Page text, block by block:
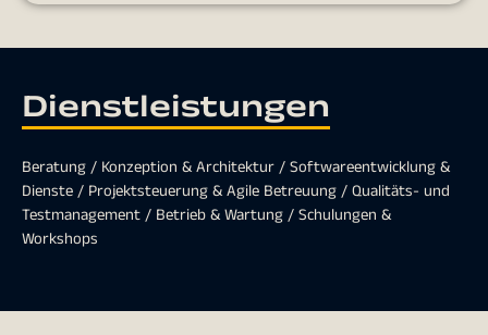
Beratung / Konzeption & Architektur / Softwareentwicklung &
Dienste / Projektsteuerung & Agile Betreuung / Qualitäts- und
Testmanagement / Betrieb & Wartung / Schulungen &
Workshops
Dienstleistungen